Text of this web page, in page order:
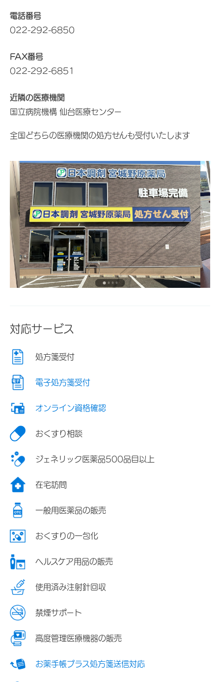
電話番号
022-292-6850
FAX番号
022-292-6851
近隣の医療機関
国立病院機構 仙台医療センター
全国どちらの医療機関の処方せんも受付いたします
対応サービス
処方箋受付
電子処方箋受付
オンライン資格確認
おくすり相談
ジェネリック医薬品500品目以上
在宅訪問
一般用医薬品の販売
おくすりの一包化
ヘルスケア用品の販売
使用済み注射針回収
禁煙サポート
高度管理医療機器の販売
お薬手帳プラス処方箋送信対応